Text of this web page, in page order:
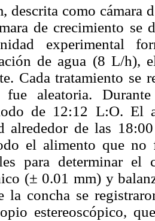
descrita como cámara
de crecimiento se
experimental
de agua (8 L/h),
Cada tratamiento
fue aleatoria.
de 12:12 L:O. El
alrededor de las
el alimento que no
para determinar
(± 0.01 mm) y
la concha se
estereoscópico,